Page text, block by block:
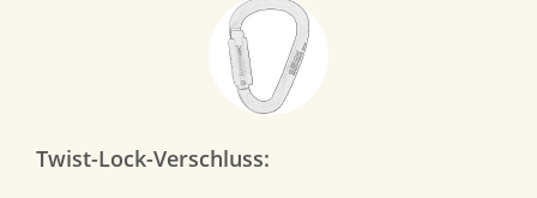
Twist-Lock-Verschluss: